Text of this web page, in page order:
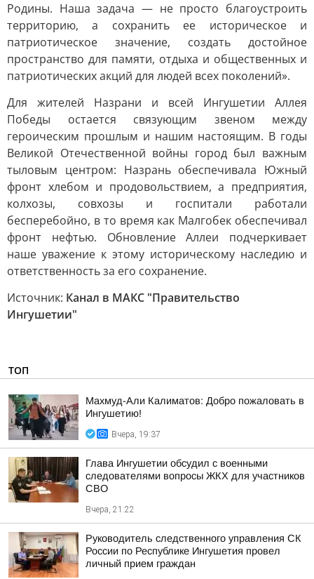
Родины. Наша задача — не просто благоустроить
территорию, а сохранить ее историческое и
патриотическое значение, создать достойное
пространство для памяти, отдыха и общественных и
патриотических акций для людей всех поколений».
Для жителей Назрани и всей Ингушетии Аллея
Победы остается связующим звеном между
героическим прошлым и нашим настоящим. В годы
Великой Отечественной войны город был важным
тыловым центром: Назрань обеспечивала Южный
фронт хлебом и продовольствием, а предприятия,
колхозы, совхозы и госпитали работали
бесперебойно, в то время как Малгобек обеспечивал
фронт нефтью. Обновление Аллеи подчеркивает
наше уважение к этому историческому наследию и
ответственность за его сохранение.
Источник: Канал в МАКС "Правительство
Ингушетии"
ТОП
Махмуд-Али Калиматов: Добро пожаловать в
Ингушетию!
Вчера, 19:37
Глава Ингушетии обсудил с военными
следователями вопросы ЖКХ для участников
СВО
Вчера, 21:22
Руководитель следственного управления СК
России по Республике Ингушетия провел
личный прием граждан